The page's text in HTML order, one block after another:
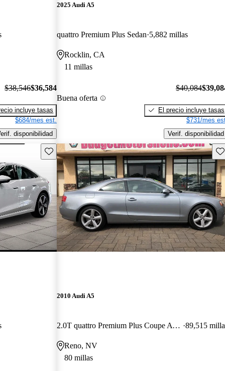
$38,546$36,584
incluye tasas
$684/mes est.
disponibilidad
2025 Audi A5
quattro Premium Plus Sedan 5,882 millas
Rocklin, CA
11 millas
Buena oferta
$40,084
El precio incluye tasas
$731/mes
Verif. disponibilidad
Guarda este Aviso
2010 Audi A5
2.0T quattro Premium Plus Coupe AWD 89,515
Reno, NV
80 millas